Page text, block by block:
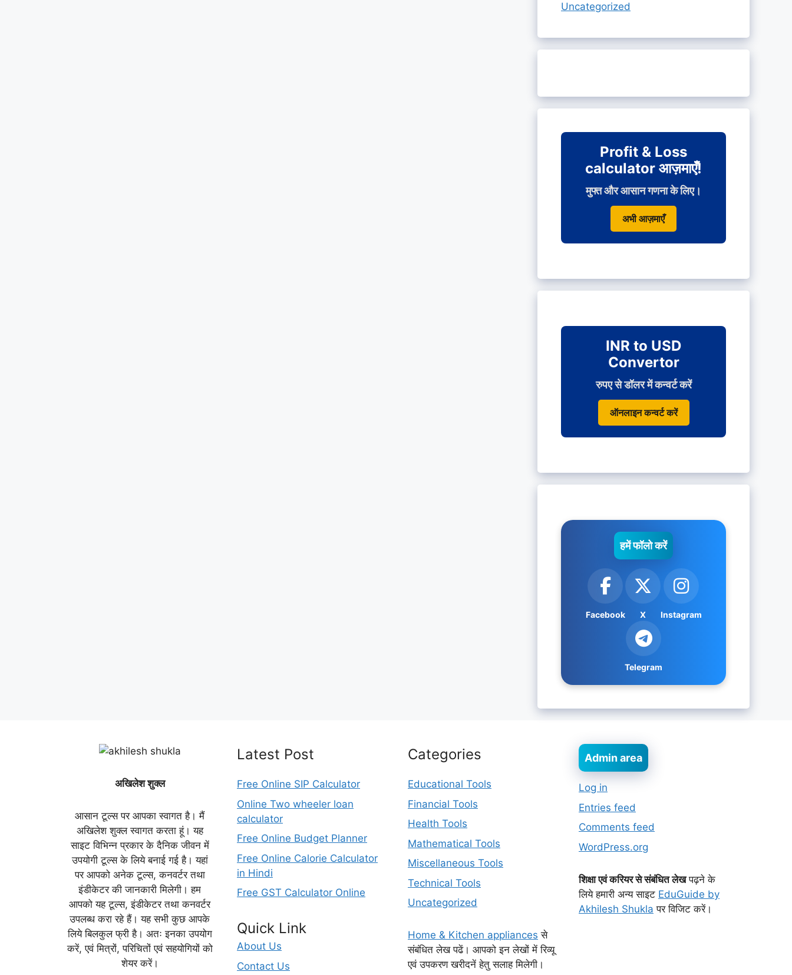
Uncategorized
Profit & Loss
calculator आज़माएँ!
मुफ्त और आसान गणना के लिए।
अभी आज़माएँ
INR to USD
Convertor
रुपए से डॉलर में कन्वर्ट करें
ऑनलाइन कन्वर्ट करें
हमें फॉलो करें
Facebook X Instagram
Telegram
अखिलेश शुक्ल
आसान टूल्स पर आपका स्वागत है। मैं
अखिलेश शुक्ल स्वागत करता हूं। यह
साइट विभिन्न प्रकार के दैनिक जीवन में
उपयोगी टूल्स के लिये बनाई गई है। यहां
पर आपको अनेक टूल्स, कनवर्टर तथा
इंडीकेटर की जानकारी मिलेगी। हम
आपको यह टूल्स, इंडीकेटर तथा कनवर्टर
उपलब्ध करा रहे हैं। यह सभी कुछ आपके
लिये बिलकुल फ्री है। अतः इनका उपयोग
करें, एवं मित्रों, परिचितों एवं सहयोगियों को
शेयर करें।
Latest Post
Free Online SIP Calculator
Online Two wheeler loan
calculator
Free Online Budget Planner
Free Online Calorie Calculator
in Hindi
Free GST Calculator Online
Quick Link
About Us
Contact Us
Categories
Educational Tools
Financial Tools
Health Tools
Mathematical Tools
Miscellaneous Tools
Technical Tools
Uncategorized
Home & Kitchen appliances से
संबंधित लेख पढें। आपको इन लेखों में रिव्यू
एवं उपकरण खरीदनें हेतु सलाह मिलेगी।
Admin area
Log in
Entries feed
Comments feed
WordPress.org
शिक्षा एवं करियर से संबंधित लेखपढ़ने के
लिये हमारी अन्य साइट EduGuide by
Akhilesh Shukla पर विजिट करें।